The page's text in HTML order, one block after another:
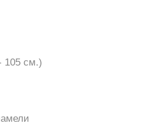
105 см.)